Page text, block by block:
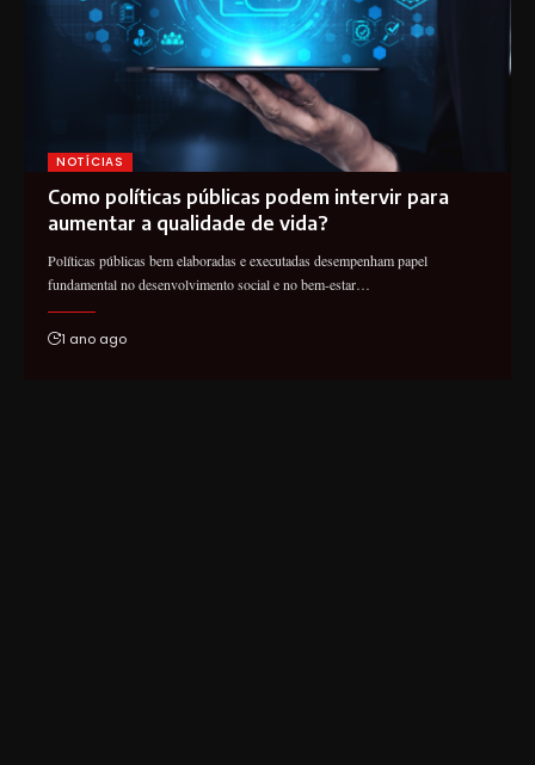
NOTÍCIAS
Como políticas públicas podem intervir para
aumentar a qualidade de vida?
Políticas públicas bem elaboradas e executadas desempenham papel
fundamental no desenvolvimento social e no bem-estar…
1 ano ago